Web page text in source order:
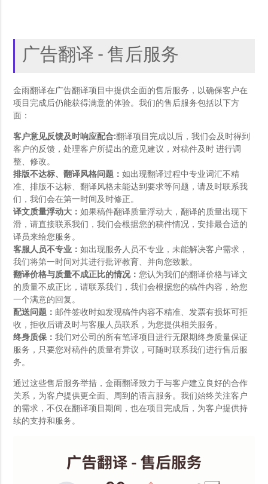
广告翻译 - 售后服务
金雨翻译在广告翻译项目中提供全面的售后服务，以确保客户在
项目完成后仍能获得满意的体验。我们的售后服务包括以下方
面：
客户意见反馈及时响应配合:翻译项目完成以后，我们会及时得到
客户的反馈，处理客户所提出的意见建议，对稿件及时 进行调
整、修改。
排版不达标、翻译风格问题：如出现翻译过程中专业词汇不精
准、排版不达标、翻译风格未能达到要求等问题，请及时联系我
们，我们会在第一时间及时修正。
译文质量浮动大：如果稿件翻译质量浮动大，翻译的质量出现下
滑，请直接联系我们，我们会根据您的稿件情况，安排最合适的
译员来给您服务。
客服人员不专业：如出现服务人员不专业，未能解决客户需求，
我们将第一时间对其进行批评教育、并向您致歉。
翻译价格与质量不成正比的情况：您认为我们的翻译价格与译文
的质量不成正比，请联系我们，我们会根据您的稿件内容，给您
一个满意的回复。
配送问题： 邮件签收时如发现稿件内容不精准、发票有损坏可拒
收，拒收后请及时与客服人员联系，为您提供相关服务。
终身质保：我们对公司的所有笔译项目进行无限期终身质量保证
服务，只要您对稿件的质量有异议，可随时联系我们进行售后服
务。
通过这些售后服务举措，金雨翻译致力于与客户建立良好的合作
关系，为客户提供更全面、周到的语言服务。我们始终关注客户
的需求，不仅在翻译项目期间，也在项目完成后，为客户提供持
续的支持和服务。